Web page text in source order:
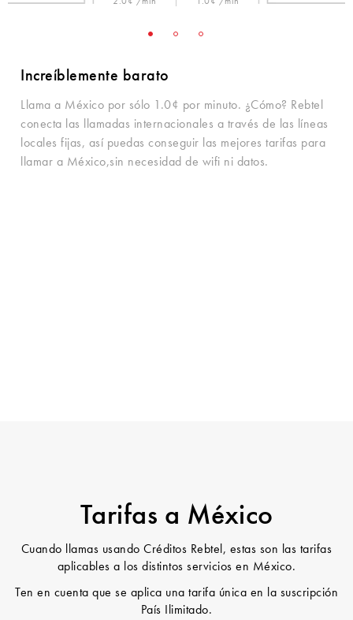
Increíblemente barato
Llama a México por sólo 1.0¢ por minuto. ¿Cómo? Rebtel
conecta las llamadas internacionales a través de las líneas
locales fijas, así puedas conseguir las mejores tarifas para
llamar a México,sin necesidad de wifi ni datos.
Tarifas a México
Cuando llamas usando Créditos Rebtel, estas son las tarifas
aplicables a los distintos servicios en México.
Ten en cuenta que se aplica una tarifa única en la suscripción
País Ilimitado.